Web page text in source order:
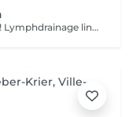
Bessere Gesundheit in nur einer Stunde! Lymphdrainage lindert Schwellungen, die auftreten, wenn medizinische Behandlungen oder Krankheiten Ihr Lymphsystem blockieren. Die Lymphdrainage-Massage beinhaltet das sanfte Manipulieren bestimmter Bereiche Ihres Körpers, um die Lymphbewegung zu einem Bereich mit funktionierenden Lymphgefäßen zu fördern. Vorteile einer Lymphdrainage-Massage: - verbessert das Immunsystem des Körpers - hilft bei Schwellungen nach Verletzungen - löst Spannungen im Körper Wie wird eine Lymphdrainage-Massage durchgeführt? - Kopf und Nacken werden massiert - Schultern und Rücken werden massiert - Hände und Arme werden massiert - Füße und Beine werden massiert - Bauch wird massiert Altersbeschränkungen: es gibt keine Altersbeschränkungen für dieses Verfahren. Empfehlungen nach dem Verfahren: treiben Sie 2-3 Stunden nach dem Eingriff keinen Sport und machen Sie keine scharfen Bewegungen. Häufigkeit: 1-2 Mal pro Woche, insgesamt 10 Mal. Wiederholen Sie dies alle 3-6 Monate.